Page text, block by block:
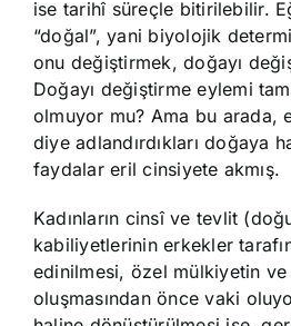
ise tarihî süreçle bitirilebilir.
“doğal”, yani biyolojik
onu değiştirmek, doğayı
Doğayı değiştirme eylemi tam
olmuyor mu? Ama bu arada,
diye adlandırdıkları doğaya
faydalar eril cinsiyete akmış.
Kadınların cinsî ve tevlit
kabiliyetlerinin erkekler
edinilmesi, özel mülkiyetin ve
oluşmasından önce vaki